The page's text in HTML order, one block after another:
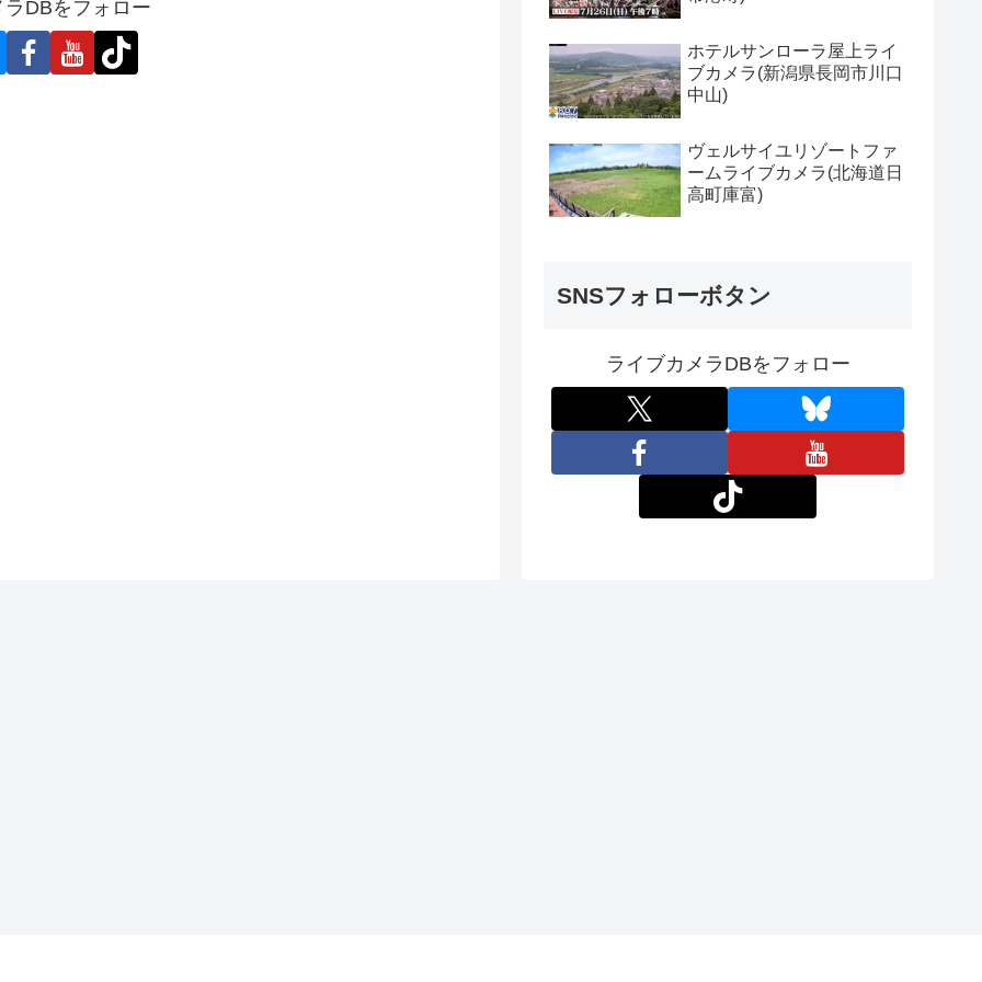
DBをフォロー
ホテルサンローラ屋上ライ
ブカメラ(新潟県長岡市川口
中山)
ヴェルサイユリゾートファ
ームライブカメラ(北海道日
高町庫富)
SNSフォローボタン
ライブカメラDBをフォロー